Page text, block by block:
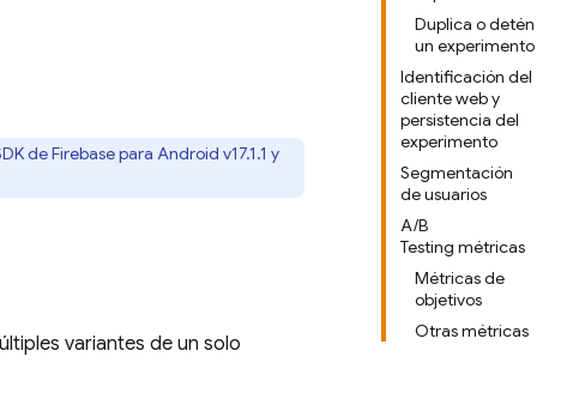
Duplica o detén
un experimento
Identificación del
cliente web y
persistencia del
experimento
Segmentación
de usuarios
A/B
Testing métricas
Métricas de
objetivos
Otras métricas
deFirebasepara Android v17.1.1 y
variantes de un solo